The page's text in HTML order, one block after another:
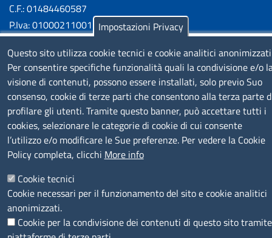
C.F.: 01484460587
P.Iva: 01000211001
SERVIZIO REALIZZATO DA
SEGUICI SU
Note legali Privacy e cookie policy
Impostazioni Privacy
Questo sito utilizza cookie tecnici e cookie analitici
Per consentire specifiche funzionalità quali la condivisione e/o
visione di contenuti, possono essere installati, solo previo Suo
consenso, cookie di terze parti che consentono alla terza parte
profilare gli utenti. Tramite questo banner, può accettare tutti i
cookies, selezionare le categorie di cookie di cui consente
l’utilizzo e/o modificare le Sue preferenze. Per vedere la Cookie
Policy completa, clicchi More info
Cookie tecnici
Cookie necessari per il funzionamento del sito e cookie analitici
anonimizzati.
Cookie per la condivisione dei contenuti di questo sito tramite